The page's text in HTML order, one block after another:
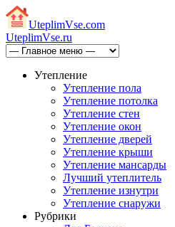
UteplimVse.com
UteplimVse.ru
Утепление
Утепление пола
Утепление потолка
Утепление стен
Утепление окон
Утепление дверей
Утепление крыши
Утепление мансарды
Лучший утеплитель
Утепление изнутри
Утепление снаружи
Рубрики